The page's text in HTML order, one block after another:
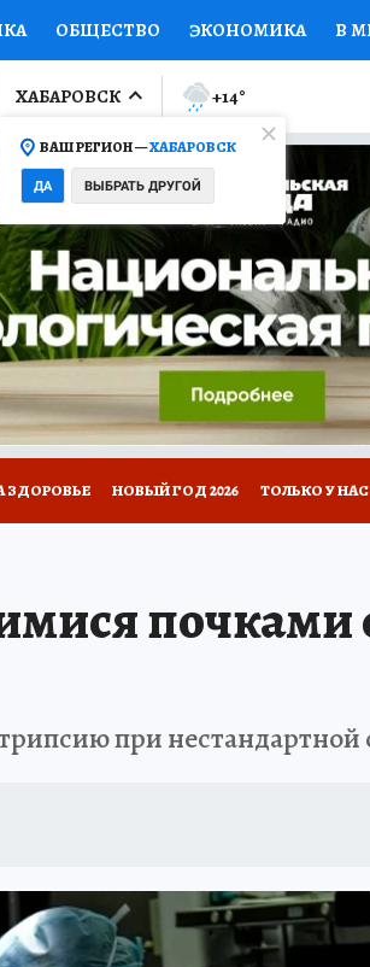
ОБЩЕСТВО ЭКОНОМИКА В
ПРОИСШЕСТВИЯ
ОТКРЫВАЕМ МИР Я ЗНАЮ СЕМЬЯ
СЕРИАЛЫ
КОЛЛЕКЦИИ КОНКУРСЫ
ХАБАРОВСК
ВАШ РЕГИОН —ХАБАРОВСК
ДА ВЫБРАТЬ ДРУГОЙ
+14°
ЗДОРОВЬЕ НОВЫЙ ГОД 2026 ТОЛЬКО У НАС
РОССИЯ 167 ЛЕТ ХАБАРОВСКУ
почками
при нестандартной